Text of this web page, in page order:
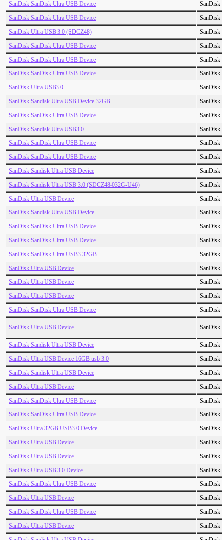
SanDisk SanDisk Ultra USB Device
SanDisk
SanDisk SanDisk Ultra USB Device
SanDisk
SanDisk Ultra USB 3.0 (SDCZ48)
SanDisk
SanDisk SanDisk Ultra USB Device
SanDisk
SanDisk SanDisk Ultra USB Device
SanDisk
SanDisk SanDisk Ultra USB Device
SanDisk
SanDisk Ultra USB3.0
SanDisk
SanDisk Sandisk Ultra USB Device 32GB
SanDisk
SanDisk SanDisk Ultra USB Device
SanDisk
SanDisk Sandisk Ultra USB3.0
SanDisk
SanDisk SanDisk Ultra USB Device
SanDisk
SanDisk SanDisk Ultra USB Device
SanDisk
SanDisk Sandisk Ultra USB Device
SanDisk
SanDisk Sandisk Ultra USB 3.0 (SDCZ48-032G-U46)
SanDisk
SanDisk Ultra USB Device
SanDisk
SanDisk Sandisk Ultra USB Device
SanDisk
SanDisk SanDisk Ultra USB Device
SanDisk
SanDisk SanDisk Ultra USB Device
SanDisk
SanDisk SanDisk Ultra USB3 32GB
SanDisk
SanDisk Ultra USB Device
SanDisk
SanDisk Ultra USB Device
SanDisk
SanDisk Ultra USB Device
SanDisk
SanDisk SanDisk Ultra USB Device
SanDisk
SanDisk Ultra USB Device SanDisk
SanDisk Sandisk Ultra USB Device
SanDisk
SanDisk Ultra USB Device 16GB usb 3.0
SanDisk
SanDisk Sandisk Ultra USB Device
SanDisk
SanDisk Ultra USB Device
SanDisk
SanDisk SanDisk Ultra USB Device
SanDisk
SanDisk SanDisk Ultra USB Device
SanDisk
SanDisk Ultra 32GB USB3.0 Device
SanDisk
SanDisk Ultra USB Device
SanDisk
SanDisk Ultra USB Device
SanDisk
SanDisk Ultra USB 3.0 Device
SanDisk
SanDisk SanDisk Ultra USB Device
SanDisk
SanDisk Ultra USB Device
SanDisk
SanDisk SanDisk Ultra USB Device
SanDisk
SanDisk Ultra USB Device
SanDisk